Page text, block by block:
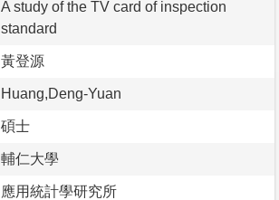
A study of the TV card of inspection
standard
黃登源
Huang,Deng-Yuan
碩士
輔仁大學
應用統計學研究所